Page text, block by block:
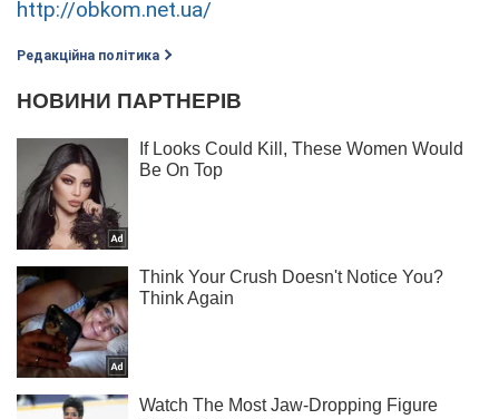
http://obkom.net.ua/
Редакційна політика